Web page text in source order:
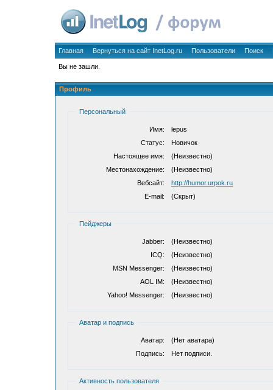
Главная Вернуться на сайт InetLog.ru Пользователи Поиск
Вы не зашли.
Профиль
Персональный
Имя:
lepus
Статус:
Новичок
Настоящее имя:
(Неизвестно)
Местонахождение:
(Неизвестно)
Вебсайт:
http://humor.urpok.ru
E-mail:
(Скрыт)
Пейджеры
Jabber:
(Неизвестно)
ICQ:
(Неизвестно)
MSN Messenger:
(Неизвестно)
AOL IM:
(Неизвестно)
Yahoo! Messenger:
(Неизвестно)
Аватар и подпись
Аватар:
(Нет аватара)
Подпись:
Нет подписи.
Активность пользователя